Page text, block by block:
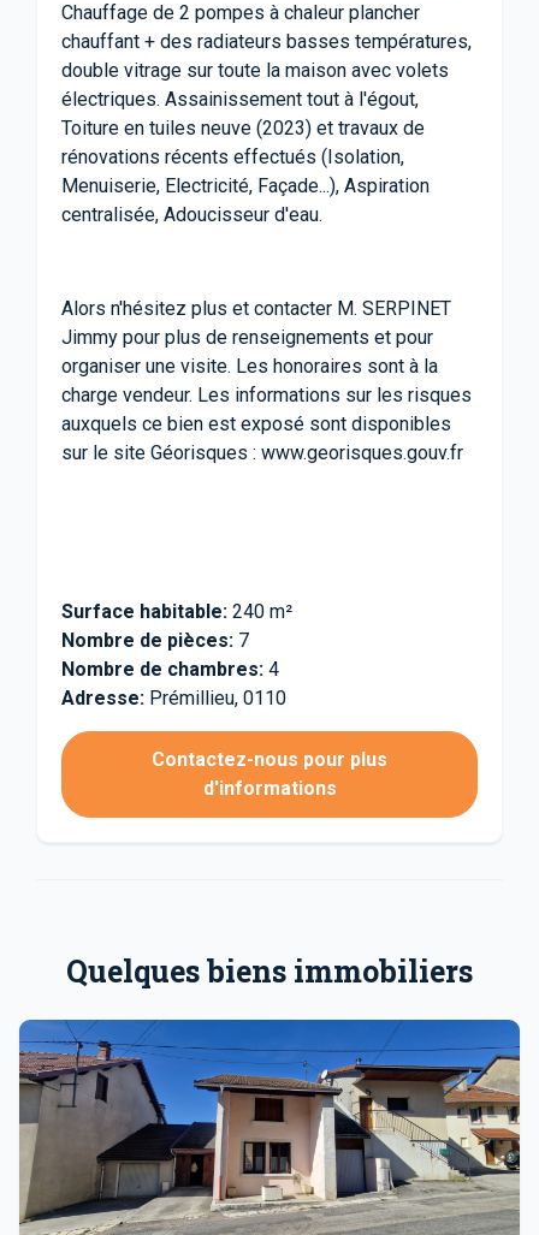
Chauffage de 2 pompes à chaleur plancher
chauffant + des radiateurs basses températures,
double vitrage sur toute la maison avec volets
électriques. Assainissement tout à l'égout,
Toiture en tuiles neuve (2023) et travaux de
rénovations récents effectués (Isolation,
Menuiserie, Electricité, Façade...), Aspiration
centralisée, Adoucisseur d'eau.
Alors n'hésitez plus et contacter M. SERPINET
Jimmy pour plus de renseignements et pour
organiser une visite. Les honoraires sont à la
charge vendeur. Les informations sur les risques
auxquels ce bien est exposé sont disponibles
sur le site Géorisques : www.georisques.gouv.fr
Surface habitable: 240 m²
Nombre de pièces: 7
Nombre de chambres: 4
Adresse: Prémillieu, 0110
Contactez-nous pour plus
d'informations
Quelques biens immobiliers